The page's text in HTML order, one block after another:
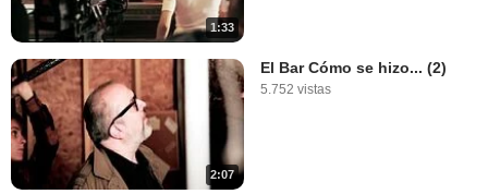
1:33
2:07
El Bar Cómo se hizo... (2)
5.752 vistas